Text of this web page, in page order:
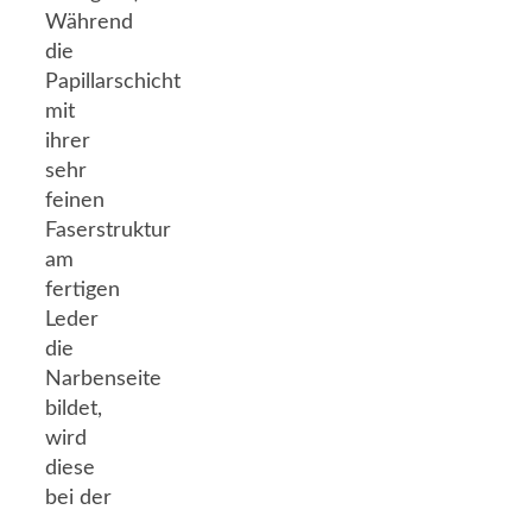
Während
die
Papillarschicht
mit
ihrer
sehr
feinen
Faserstruktur
am
fertigen
Leder
die
Narbenseite
bildet,
wird
diese
bei der